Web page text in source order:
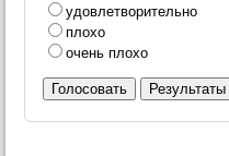
удовлетворительно
плохо
очень плохо
Голосовать Результаты